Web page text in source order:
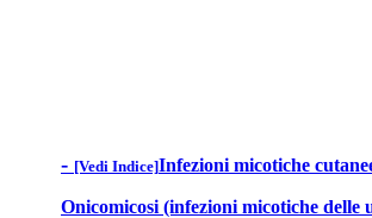
- [Vedi Indice]Infezioni micotiche
Onicomicosi (infezioni micotiche